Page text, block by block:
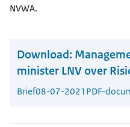
NVWA.
Download:
minister LNV over
Brief08-07-2021 PDF-